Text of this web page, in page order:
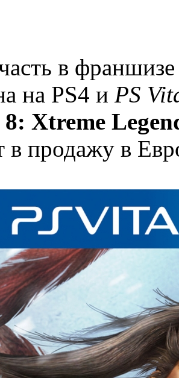
в
на PS4 и PS
Xtreme
в продажу в